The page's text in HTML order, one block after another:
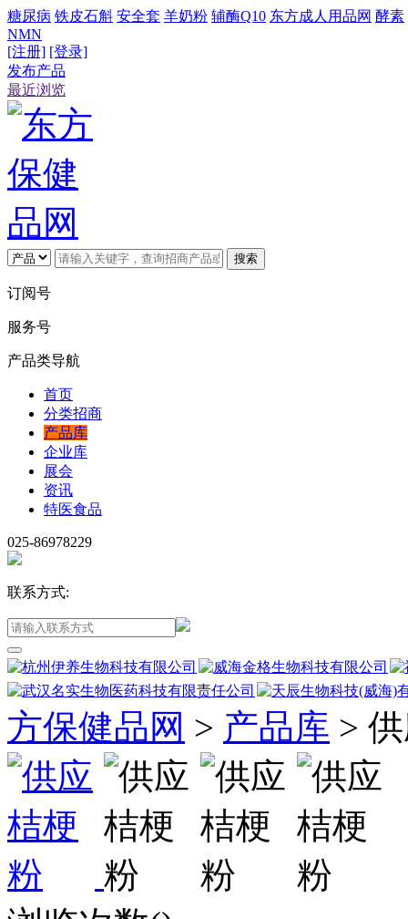
糖尿病 铁皮石斛 安全套 羊奶粉 辅酶Q10 东方成人用品网 酵素
NMN
[注册] [登录]
发布产品
最近浏览
搜索
订阅号
服务号
产品类导航
首页
分类招商
产品库
企业库
展会
资讯
特医食品
025-86978229
联系方式:
方保健品网 > 产品库 >